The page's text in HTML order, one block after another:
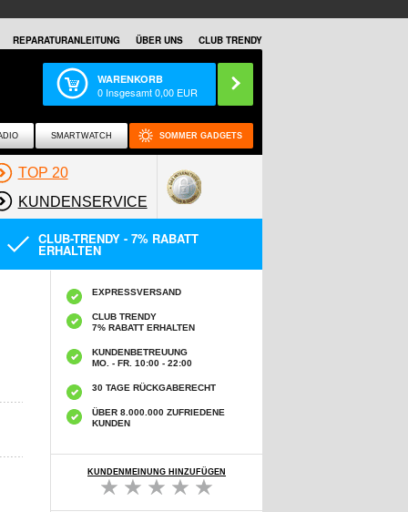
REPARATURANLEITUNG ÜBER UNS CLUB TRENDY
WARENKORB
0 Insgesamt0,00 EUR
SMARTWATCH SOMMER GADGETS
TOP 20
KUNDENSERVICE
CLUB-TRENDY - 7% RABATT
ERHALTEN
EXPRESSVERSAND
CLUB TRENDY
7% RABATT ERHALTEN
KUNDENBETREUUNG
MO. - FR. 10:00 - 22:00
30 TAGE RÜCKGABERECHT
ÜBER 8.000.000 ZUFRIEDENE
KUNDEN
KUNDENMEINUNG HINZUFÜGEN